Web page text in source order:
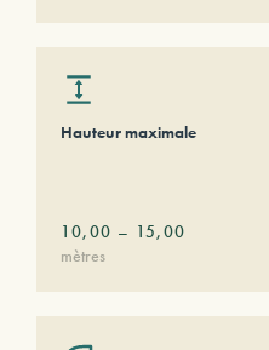
Hauteur maximale
10,00 – 15,00
mètres